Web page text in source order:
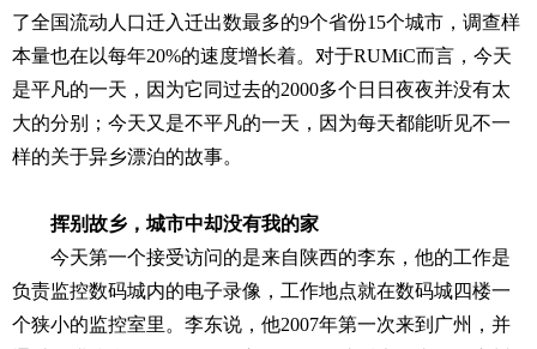
了全国流动人口迁入迁出数最多的9个省份15个城市，调查样
本量也在以每年20%的速度增长着。对于RUMiC而言，今天
是平凡的一天，因为它同过去的2000多个日日夜夜并没有太
大的分别；今天又是不平凡的一天，因为每天都能听见不一
样的关于异乡漂泊的故事。
挥别故乡，城市中却没有我的家
今天第一个接受访问的是来自陕西的李东，他的工作是
负责监控数码城内的电子录像，工作地点就在数码城四楼一
个狭小的监控室里。李东说，他2007年第一次来到广州，并